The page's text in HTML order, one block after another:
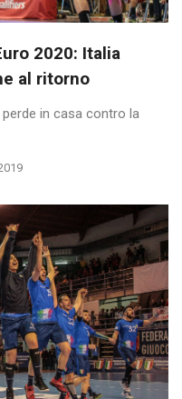
2020: Italia
al ritorno
perde in casa contro la